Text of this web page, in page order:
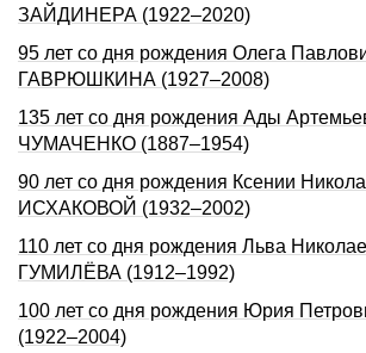
ЗАЙДИНЕРА (1922–2020)
95 лет со дня рождения Олега
ГАВРЮШКИНА (1927–2008)
135 лет со дня pождения Ады
ЧУМАЧЕHКО (1887–1954)
90 лет со дня рождения Ксении
ИСХАКОВОЙ (1932–2002)
110 лет со дня рождения Льва
ГУМИЛЁВА (1912–1992)
100 лет со дня рождения Юрия
(1922–2004)